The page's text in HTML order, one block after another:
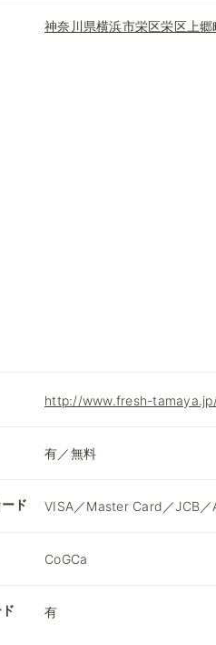
神奈川県横浜市栄区栄区上郷
http://www.fresh-
有／無料
ド VISA／Master Card／JCB
CoGCa
有